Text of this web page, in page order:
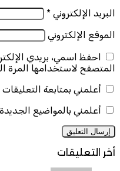
البريد الإلكتروني *
الموقع الإلكتروني
احفظ اسمي، بريدي
المتصفح لاستخدامها المرة
أعلمني بمتابعة التعليقات
أعلمني بالمواضيع
أخر التعليقات